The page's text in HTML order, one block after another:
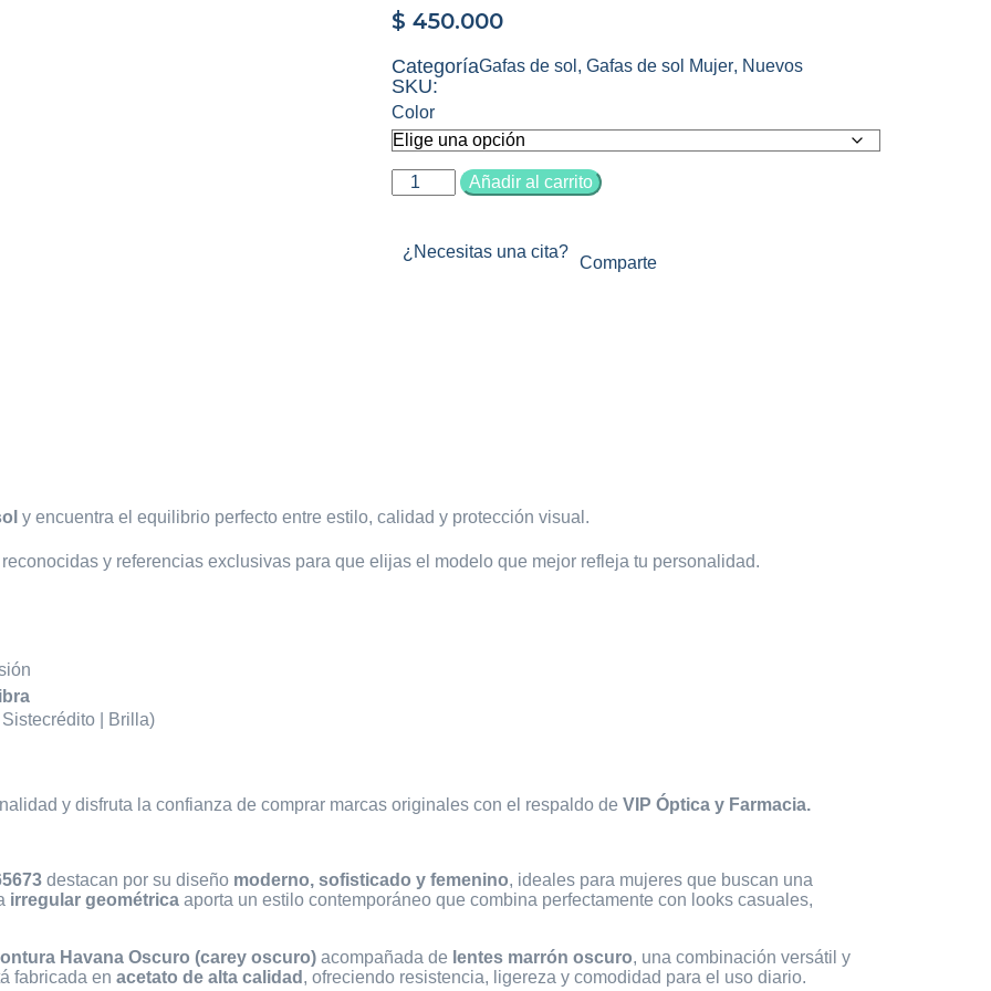
$ 450.000
CategoríaGafas de sol , Gafas de sol Mujer, Nuevos
SKU:
Color
Añadir al carrito
¿Necesitas una cita?
Comparte
y encuentra el equilibrio perfecto entre estilo, calidad y protección visual.
reconocidas y referencias exclusivas para que elijas el modelo que mejor refleja tu personalidad.
| Brilla)
y disfruta la confianza de comprar marcas originales con el respaldo deVIP Óptica y Farmacia.
destacan por su diseño moderno, sofisticado y femenino, ideales para mujeres que buscan una
irregular geométrica aporta un estilo contemporáneo que combina perfectamente con looks casuales,
Havana Oscuro (carey oscuro) acompañada de lentes marrón oscuro, una combinación versátil y
fabricada enacetato de alta calidad , ofreciendo resistencia, ligereza y comodidad para el uso diario.